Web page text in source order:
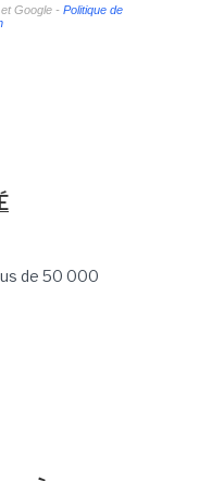
Google - Politique de
de 50 000